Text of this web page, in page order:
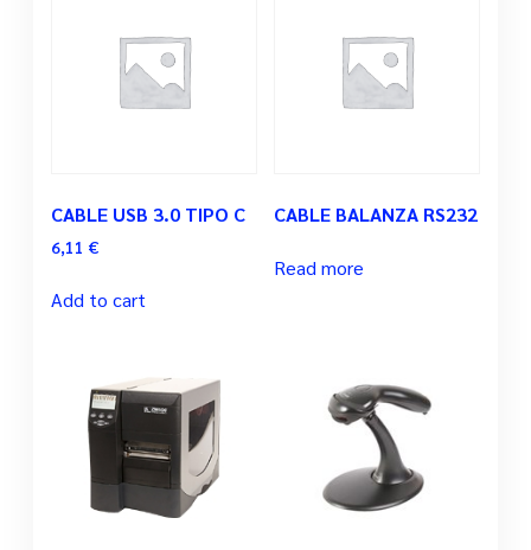
CABLE USB 3.0 TIPO C
6,11 €
Add to cart
CABLE BALANZA RS232
Read more